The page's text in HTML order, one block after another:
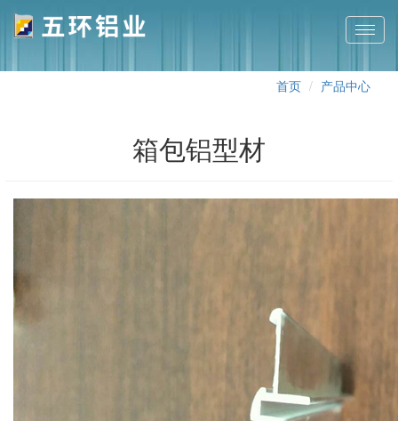
切
导
航
首页 产品中心
箱包铝型材